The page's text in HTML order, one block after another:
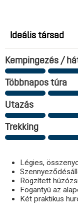
Légies,
Rögzített
Fogantyú az
Két praktikus
Ideális társad
Kempingezés /
Többnapos túra
Utazás
Trekking